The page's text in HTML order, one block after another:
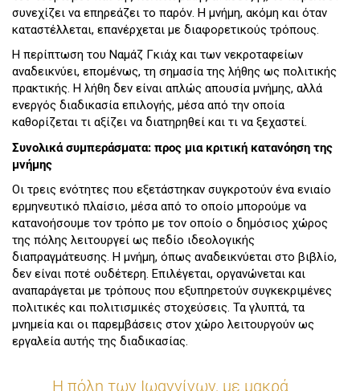
συνεχίζει να επηρεάζει το παρόν. Η μνήμη, ακόμη και όταν
καταστέλλεται, επανέρχεται με διαφορετικούς τρόπους.
Η περίπτωση του Ναμάζ Γκιάχ και των νεκροταφείων
αναδεικνύει, επομένως, τη σημασία της λήθης ως πολιτικής
πρακτικής. Η λήθη δεν είναι απλώς απουσία μνήμης, αλλά
ενεργός διαδικασία επιλογής, μέσα από την οποία
καθορίζεται τι αξίζει να διατηρηθεί και τι να ξεχαστεί.
Συνολικά συμπεράσματα: προς μια κριτική κατανόηση της
μνήμης
Οι τρεις ενότητες που εξετάστηκαν συγκροτούν ένα ενιαίο
ερμηνευτικό πλαίσιο, μέσα από το οποίο μπορούμε να
κατανοήσουμε τον τρόπο με τον οποίο ο δημόσιος χώρος
της πόλης λειτουργεί ως πεδίο ιδεολογικής
διαπραγμάτευσης. Η μνήμη, όπως αναδεικνύεται στο βιβλίο,
δεν είναι ποτέ ουδέτερη. Επιλέγεται, οργανώνεται και
αναπαράγεται με τρόπους που εξυπηρετούν συγκεκριμένες
πολιτικές και πολιτισμικές στοχεύσεις. Τα γλυπτά, τα
μνημεία και οι παρεμβάσεις στον χώρο λειτουργούν ως
εργαλεία αυτής της διαδικασίας.
Η πόλη των Ιωαννίνων, με μακρά